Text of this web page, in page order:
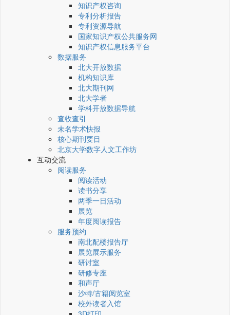
知识产权咨询
专利分析报告
专利资源导航
国家知识产权公共服务网
知识产权信息服务平台
数据服务
北大开放数据
机构知识库
北大期刊网
北大学者
学科开放数据导航
查收查引
未名学术快报
核心期刊要目
北京大学数字人文工作坊
互动交流
阅读服务
阅读活动
读书分享
两季一日活动
展览
年度阅读报告
服务预约
南北配楼报告厅
展览展示服务
研讨室
研修专座
和声厅
沙特/古籍阅览室
校外读者入馆